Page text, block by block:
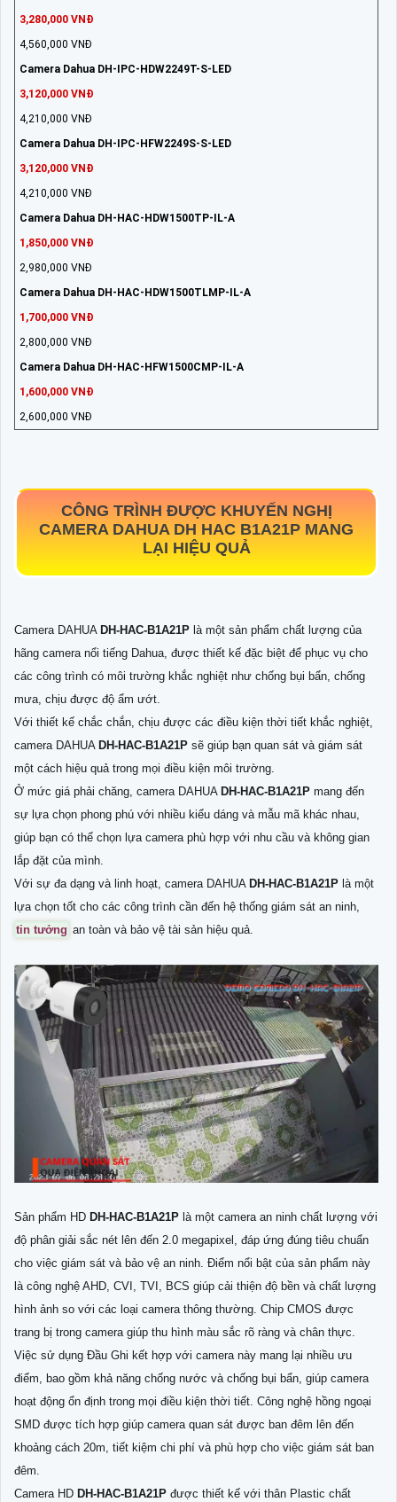
3,280,000 VNĐ
4,560,000 VNĐ
Camera Dahua DH-IPC-HDW2249T-S-LED
3,120,000 VNĐ
4,210,000 VNĐ
Camera Dahua DH-IPC-HFW2249S-S-LED
3,120,000 VNĐ
4,210,000 VNĐ
Camera Dahua DH-HAC-HDW1500TP-IL-A
1,850,000 VNĐ
2,980,000 VNĐ
Camera Dahua DH-HAC-HDW1500TLMP-IL-A
1,700,000 VNĐ
2,800,000 VNĐ
Camera Dahua DH-HAC-HFW1500CMP-IL-A
1,600,000 VNĐ
2,600,000 VNĐ
CÔNG TRÌNH ĐƯỢC KHUYẾN NGHỊ
CAMERA DAHUA DH HAC B1A21P MANG
LẠI HIỆU QUẢ
Camera DAHUA DH-HAC-B1A21P là một sản phẩm chất lượng của
hãng camera nổi tiếng Dahua, được thiết kế đặc biệt để phục vụ cho
các công trình có môi trường khắc nghiệt như chống bụi bẩn, chống
mưa, chịu được độ ẩm ướt.
Với thiết kế chắc chắn, chịu được các điều kiện thời tiết khắc nghiệt,
camera DAHUA DH-HAC-B1A21P sẽ giúp bạn quan sát và giám sát
một cách hiệu quả trong mọi điều kiện môi trường.
Ở mức giá phải chăng, camera DAHUA DH-HAC-B1A21P mang đến
sự lựa chọn phong phú với nhiều kiểu dáng và mẫu mã khác nhau,
giúp bạn có thể chọn lựa camera phù hợp với nhu cầu và không gian
lắp đặt của mình.
Với sự đa dạng và linh hoạt, camera DAHUA DH-HAC-B1A21P là một
lựa chọn tốt cho các công trình cần đến hệ thống giám sát an ninh,
tin tưởng an toàn và bảo vệ tài sản hiệu quả.
Sản phẩm HD DH-HAC-B1A21P là một camera an ninh chất lượng với
độ phân giải sắc nét lên đến 2.0 megapixel, đáp ứng đúng tiêu chuẩn
cho việc giám sát và bảo vệ an ninh. Điểm nổi bật của sản phẩm này
là công nghệ AHD, CVI, TVI, BCS giúp cải thiện độ bền và chất lượng
hình ảnh so với các loại camera thông thường. Chip CMOS được
trang bị trong camera giúp thu hình màu sắc rõ ràng và chân thực.
Việc sử dụng Đầu Ghi kết hợp với camera này mang lại nhiều ưu
điểm, bao gồm khả năng chống nước và chống bụi bẩn, giúp camera
hoạt động ổn định trong mọi điều kiện thời tiết. Công nghệ hồng ngoại
SMD được tích hợp giúp camera quan sát được ban đêm lên đến
khoảng cách 20m, tiết kiệm chi phí và phù hợp cho việc giám sát ban
đêm.
Camera HD DH-HAC-B1A21P được thiết kế với thân Plastic chất